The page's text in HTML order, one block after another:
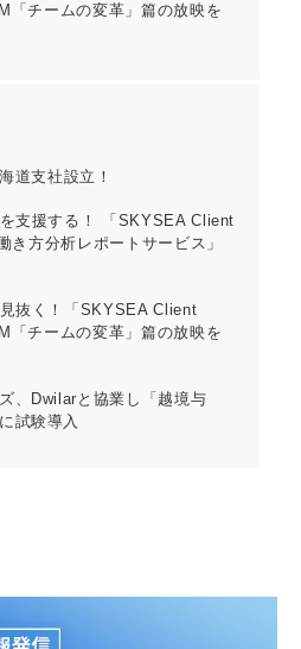
「チームの変革」篇の放映を
道支社設立！
支援する！ 「SKYSEA Client
き方分析レポートサービス」
抜く！「SKYSEA Client
「チームの変革」篇の放映を
、Dwilarと協業し「越境与
試験導入